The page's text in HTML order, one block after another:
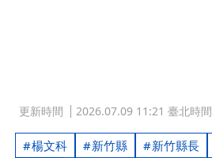
更新時間 2026.07.09 11:21 臺北時間
楊文科 新竹縣 新竹縣長